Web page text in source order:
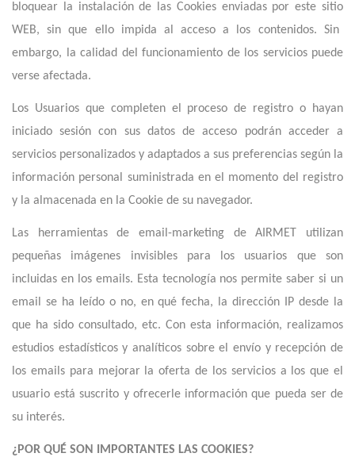
bloquear la instalación de las Cookies enviadas poreste sitio
WEB, sin que ello impida al acceso a los contenidos. Sin
embargo, la calidad del funcionamiento de los servicios puede
verse afectada.
Los Usuarios que completen el proceso de registro o hayan
iniciado sesión con sus datos de acceso podrán acceder a
servicios personalizados y adaptados a sus preferencias según la
información personal suministrada en el momento del registro
y la almacenada en la Cookie de su navegador.
Las herramientas de email-marketing de AIRMET utilizan
pequeñas imágenes invisibles para los usuarios que son
incluidas en los emails. Esta tecnología nos permite saber si un
email se ha leído o no, en qué fecha, la dirección IP desde la
que ha sido consultado, etc. Con esta información, realizamos
estudios estadísticos y analíticos sobre el envío y recepción de
los emails para mejorar la oferta de los servicios a los que el
usuario está suscrito y ofrecerle información que pueda ser de
su interés.
¿POR QUÉ SON IMPORTANTES LAS COOKIES?